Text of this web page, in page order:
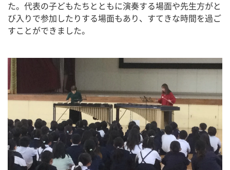
た。代表の子どもたちとともに演奏する場面や先生方がと
び入りで参加したりする場面もあり、すてきな時間を過ご
すことができました。